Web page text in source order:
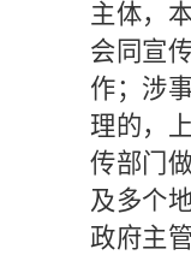
主体，
会同宣
作；涉
理的，
传部门
及多个
政府主